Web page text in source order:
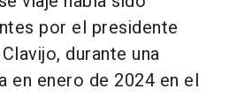
por el presidente
durante una
en enero de 2024 en el